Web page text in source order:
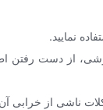
نمایید.
از دست رفتن
ناشی از خرابی آن